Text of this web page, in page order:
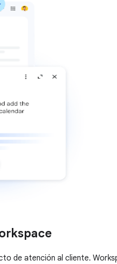
de atención al cliente.